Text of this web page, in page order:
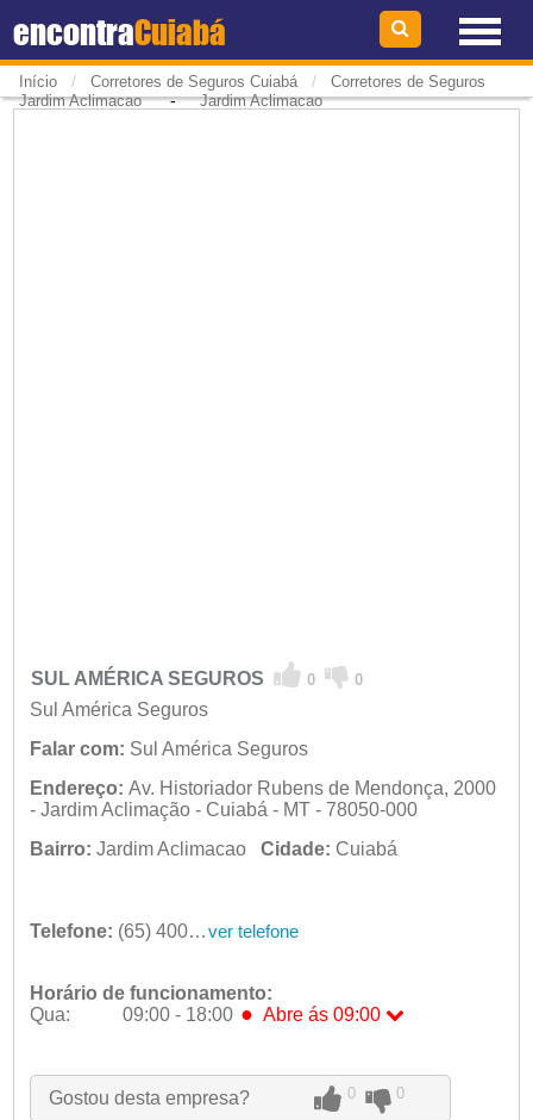
encontraCuiabá
Início / Corretores de Seguros Cuiabá / Corretores de Seguros
Jardim Aclimacao-Jardim Aclimacao
SUL AMÉRICA SEGUROS 0 0
Sul América Seguros
Falar com: Sul América Seguros
Endereço: Av. Historiador Rubens de Mendonça, 2000
- Jardim Aclimação - Cuiabá - MT - 78050-000
Bairro: Jardim Aclimacao Cidade: Cuiabá
Telefone: (65) 4009-2000 ver telefone
Horário de funcionamento:
Qua:
09:00 - 18:00 ● Abre ás 09:00
Ter:
09:00 - 18:00
Qua:
09:00 - 18:00●Abre ás 09:00
Gostou desta empresa? 0 0